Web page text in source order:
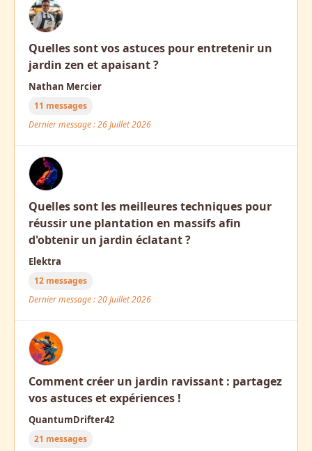
Quelles sont vos astuces pour entretenir un
jardin zen et apaisant ?
Nathan Mercier
11 messages
Dernier message : 26 Juillet 2026
Quelles sont les meilleures techniques pour
réussir une plantation en massifs afin
d'obtenir un jardin éclatant ?
Elektra
12 messages
Dernier message : 20 Juillet 2026
Comment créer un jardin ravissant : partagez
vos astuces et expériences !
QuantumDrifter42
21 messages